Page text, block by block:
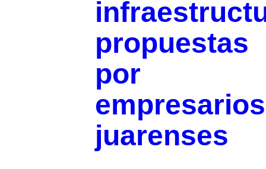
propuestas
por
empresarios
juarenses